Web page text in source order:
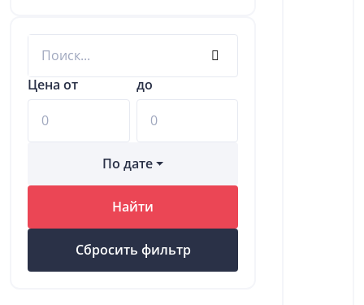
Цена от до
По дате
Найти
Сбросить фильтр